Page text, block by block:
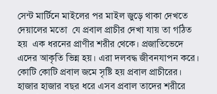
সেন্ট মার্টিনে মাইলের পর মাইল জুড়ে থাকা দেখতে
দেয়ালের মতো যে প্রবাল প্রাচীর দেখা যায় তা গঠিত
হয় এক ধরনের প্রাণীর শরীর থেকে। প্রজাতিভেদে
এদের আকৃতি ভিন্ন হয়। এরা দলবদ্ধ জীবনযাপন করে।
কোটি কোটি প্রবাল জমে সৃষ্টি হয় প্রবাল প্রাচীরের।
হাজার হাজার বছর ধরে এসব প্রবাল তাদের শরীরে